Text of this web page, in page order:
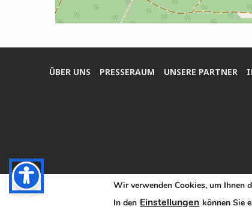
ÜBER UNS PRES­SE­RAUM UNSE­RE PARTNER
Wir verwenden Cookies, um Ihnen
In den Einstellungen können Sie